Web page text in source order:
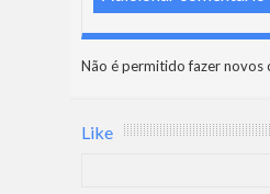
Não é permitido fazer novos
Like